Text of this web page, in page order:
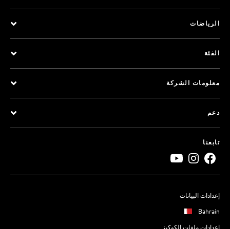
الرياضات
الفئة
معلومات الشركة
دعم
تابعنا
إعدادات البيانات
Bahrain